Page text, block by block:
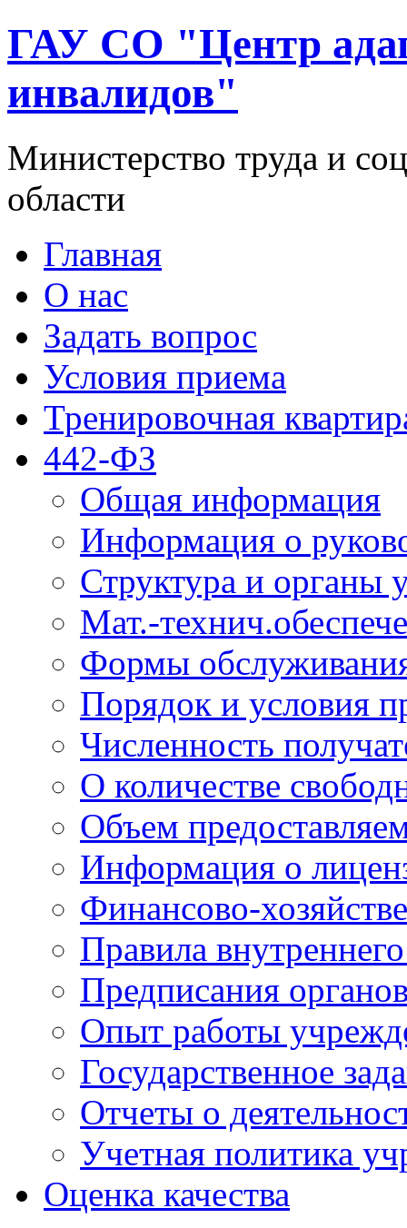
ГАУ СО "Центр
инвалидов"
Министерство труда и
области
Главная
О нас
Задать вопрос
Условия приема
Тренировочная
442-ФЗ
Общая информация
Информация о
Структура и органы
Мат.-
Формы
Порядок и условия
Численность
О количестве
Объем
Информация о
Финансово-
Правила
Предписания
Опыт работы
Государственное
Отчеты о
Учетная политика
Оценка качества